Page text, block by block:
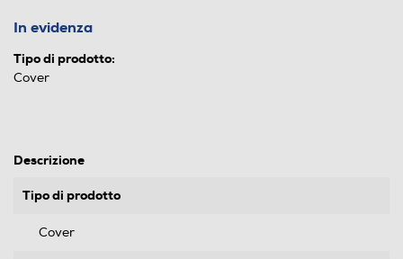
In evidenza
Tipo di prodotto:
Cover
Descrizione
Tipo di prodotto
Cover